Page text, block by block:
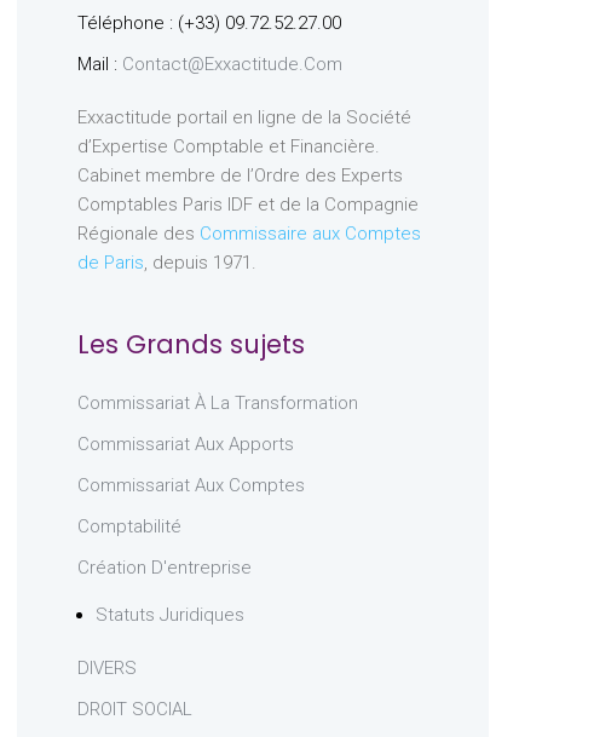
Téléphone : (+33) 09.72.52.27.00
Mail : Contact@exxactitude.com
Exxactitude portail en ligne de la Société
d’Expertise Comptable et Financière.
Cabinet membre de l’Ordre des Experts
Comptables Paris IDF et de la Compagnie
Régionale des Commissaire aux Comptes
de Paris, depuis 1971.
Les Grands sujets
Commissariat À La Transformation
Commissariat Aux Apports
Commissariat Aux Comptes
Comptabilité
Création D'entreprise
Statuts Juridiques
DIVERS
DROIT SOCIAL